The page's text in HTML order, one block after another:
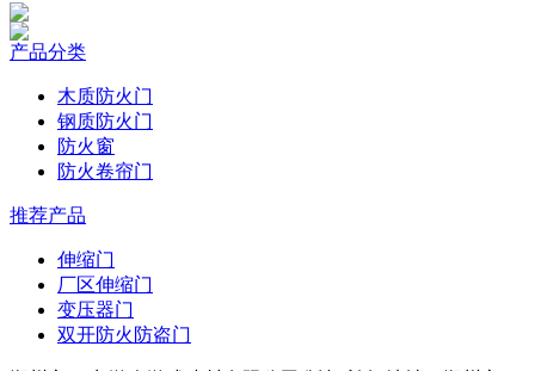
产品分类
木质防火门
钢质防火门
防火窗
防火卷帘门
推荐产品
伸缩门
厂区伸缩门
变压器门
双开防火防盗门